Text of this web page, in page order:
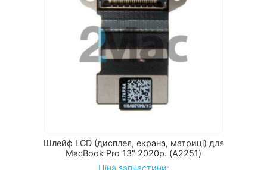
Шлейф LCD (дисплея, екрана, матриці) для
MacBook Pro 13" 2020р. (A2251)